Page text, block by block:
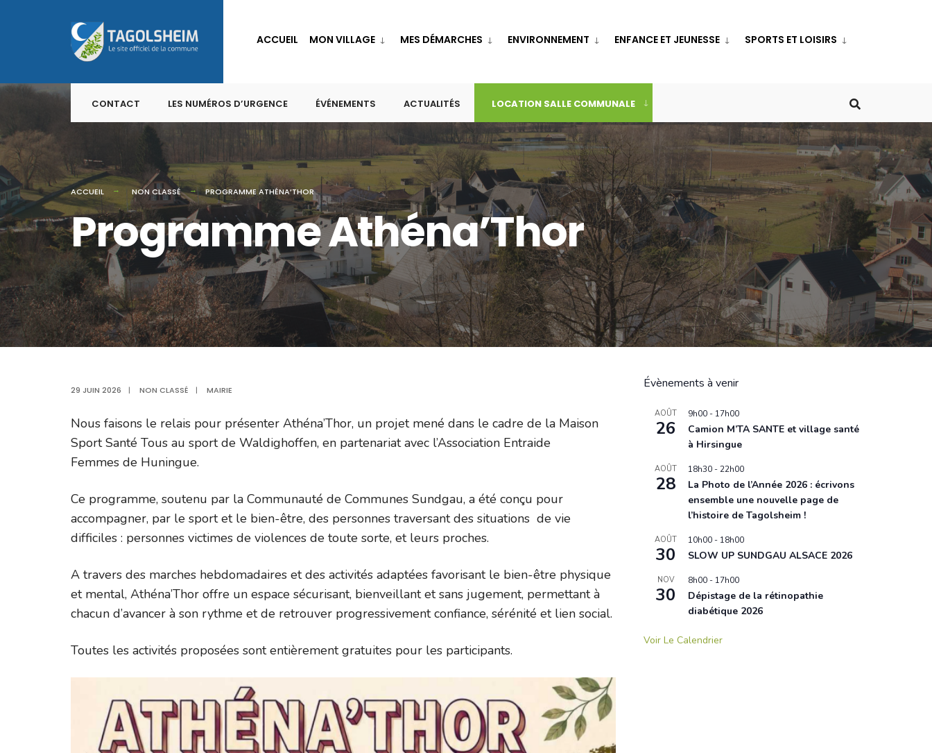
to
content
ACCUEIL MON VILLAGE MES DÉMARCHES ENVIRONNEMENT ENFANCE ET JEUNESSE SPORTS ET LOISIRS
CONTACT LES NUMÉROS D’URGENCE ÉVÉNEMENTS ACTUALITÉS LOCATION SALLE COMMUNALE
ACCUEIL NON CLASSÉ PROGRAMME ATHÉNA’THOR
Programme Athéna’Thor
29 JUIN 2026 | NON CLASSÉ | MAIRIE
Nous faisons le relais pour présenter Athéna’Thor, un projet mené dans le cadre de la Maison
Sport Santé Tous au sport de Waldighoffen, en partenariat avec l’Association Entraide
Femmes de Huningue.
Ce programme, soutenu par la Communauté de Communes Sundgau, a été conçu pour
accompagner, par le sport et le bien-être, des personnes traversant des situations de vie
difficiles : personnes victimes de violences de toute sorte, et leurs proches.
A travers des marches hebdomadaires et des activités adaptées favorisant le bien-être physique
et mental, Athéna’Thor offre un espace sécurisant, bienveillant et sans jugement, permettant à
chacun d’avancer à son rythme et de retrouver progressivement confiance, sérénité et lien social.
Toutes les activités proposées sont entièrement gratuites pour les participants.
Évènements à venir
AOÛT
26
9h00 - 17h00
Camion M’TA SANTE et village santé
à Hirsingue
AOÛT
28
18h30 -22h00
La Photo de l’Année 2026 : écrivons
ensemble une nouvelle page de
l’histoire de Tagolsheim !
AOÛT
30
10h00 - 18h00
SLOW UP SUNDGAU ALSACE 2026
NOV
30
8h00 - 17h00
Dépistage de la rétinopathie
diabétique 2026
Voir Le Calendrier